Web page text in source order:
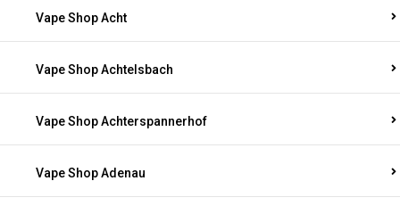
Vape Shop Acht
Vape Shop Achtelsbach
Vape Shop Achterspannerhof
Vape Shop Adenau